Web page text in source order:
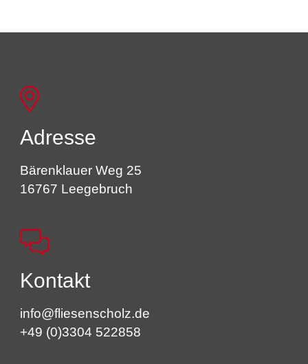
Adresse
Bärenklauer Weg 25
16767 Leegebruch
Kontakt
info@fliesenscholz.de
+49 (0)3304 522858